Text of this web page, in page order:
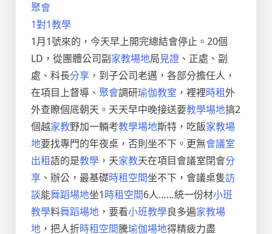
聚會
1對1教學
1月1號來的，今天早上開完總結會停止。20個
LD，從團體公司副家教場地局見證 、正處、副
處、科長分享 ，到子公司老邁，各部分擔任人，
在項目上督導、 聚會調研瑜伽教室 ，裡裡時租外
外查瞭個底朝天。天天早中晚接送要教學場地搞2
個越家教野加一輛考教學場地斯特，吃飯家教場
地要找專門的年夜桌，否則坐不下。更無會議室
出租語的是教學 ，天家教天在項目會議室閉會分
享 、辦公，最基礎時租空間坐不下，會議桌隻訪
談能舞蹈場地坐1時租空間6人……統一份材小班
教學料舞蹈場地 ，要看小班教學良多遍家教場
地 ，把人折時租空間騰瑜伽場地得精疲力盡